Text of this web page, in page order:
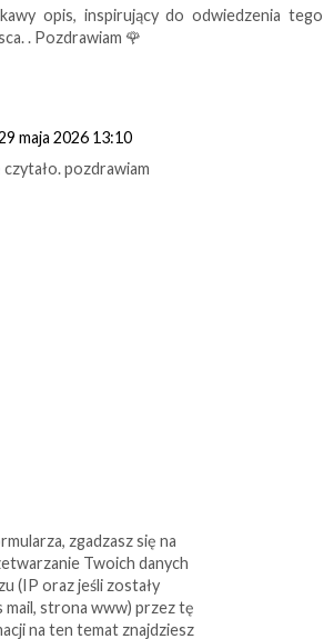
opis, inspirujący do odwiedzenia tego
. Pozdrawiam 🌹
maja 2026 13:10
pozdrawiam
zgadzasz się na
Twoich danych
(IP oraz jeśli zostały
mail, strona www) przez tę
na ten temat znajdziesz